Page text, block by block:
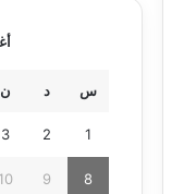
س د ن
1
2
3
8
9
10